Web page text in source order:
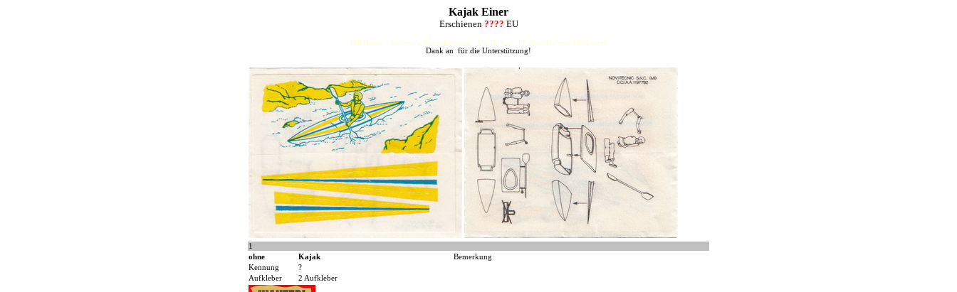
Kajak Einer
Erschienen ???? EU
HJFHenze - Helmut´s Sammlerseiten - Ue-Ei-Kat - FF-Kat (Helmut J.F.Henze)
Dank an für die Unterstützung!
1
ohne
Kajak
Bemerkung
Kennung
?
Aufkleber
2 Aufkleber